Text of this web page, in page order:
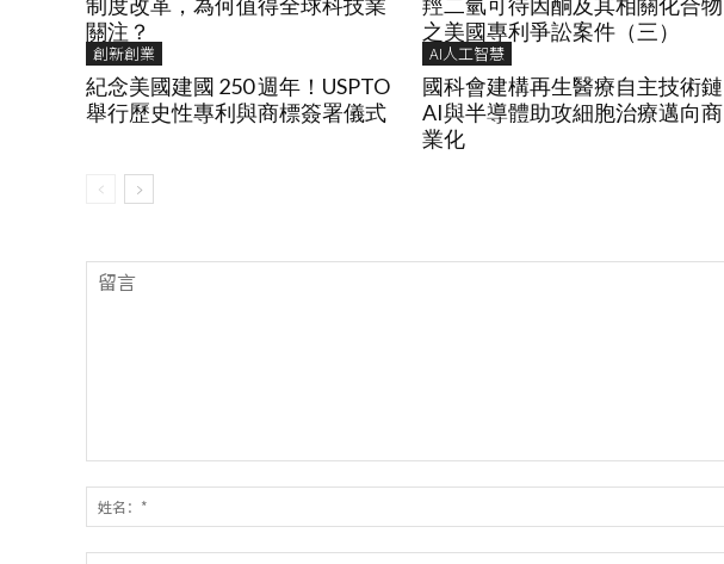
制度改革，為何值得全球科技業
關注？
之美國專利爭訟案件（三）
創新創業
紀念美國建國 250 週年！USPTO
舉行歷史性專利與商標簽署儀式
AI人工智慧
國科會建構再生醫療自主技術鏈
AI與半導體助攻細胞治療邁向商
業化